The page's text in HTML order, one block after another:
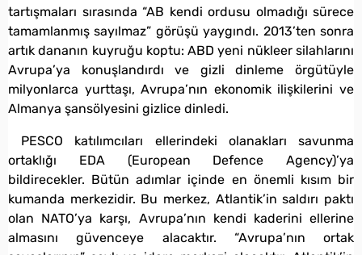
tartışmaları sırasında “AB kendi ordusu olmadığı sürece
tamamlanmış sayılmaz” görüşü yaygındı. 2013’ten sonra
artık dananın kuyruğu koptu: ABD yeni nükleer silahlarını
Avrupa’ya konuşlandırdı ve gizli dinleme örgütüyle
milyonlarca yurttaşı, Avrupa’nın ekonomik ilişkilerini ve
Almanya şansölyesini gizlice dinledi.
PESCO katılımcıları ellerindeki olanakları savunma
ortaklığı EDA (European Defence Agency)’ya
bildirecekler. Bütün adımlar içinde en önemli kısım bir
kumanda merkezidir. Bu merkez, Atlantik’in saldırı paktı
olan NATO’ya karşı, Avrupa’nın kendi kaderini ellerine
almasını güvenceye alacaktır. “Avrupa’nın ortak